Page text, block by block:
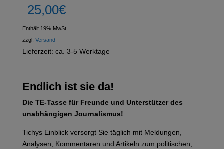
25,00€
Enthält 19% MwSt.
zzgl. Versand
Lieferzeit: ca. 3-5 Werktage
Endlich ist sie da!
Die TE-Tasse für Freunde und Unterstützer des
unabhängigen Journalismus!
Tichys Einblick versorgt Sie täglich mit Meldungen,
Analysen, Kommentaren und Artikeln zum politischen,